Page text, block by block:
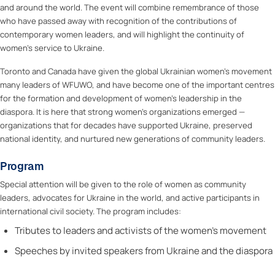
and around the world. The event will combine remembrance of those
who have passed away with recognition of the contributions of
contemporary women leaders, and will highlight the continuity of
women’s service to Ukraine.
Toronto and Canada have given the global Ukrainian women’s movement
many leaders of WFUWO, and have become one of the important centres
for the formation and development of women’s leadership in the
diaspora. It is here that strong women’s organizations emerged —
organizations that for decades have supported Ukraine, preserved
national identity, and nurtured new generations of community leaders.
Program
Special attention will be given to the role of women as community
leaders, advocates for Ukraine in the world, and active participants in
international civil society. The program includes:
Tributes to leaders and activists of the women’s movement
Speeches by invited speakers from Ukraine and the diaspora